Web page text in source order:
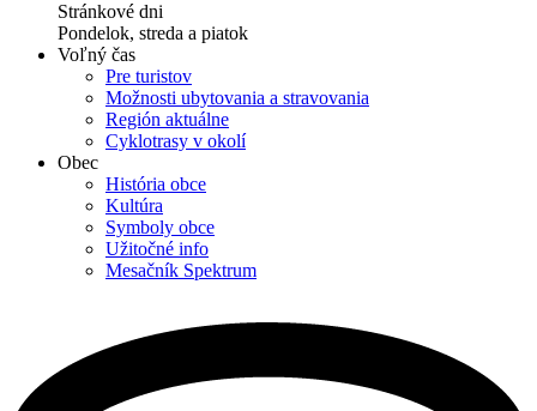
Stránkové dni
Pondelok, streda a piatok
Voľný čas
Pre turistov
Možnosti ubytovania a stravovania
Región aktuálne
Cyklotrasy v okolí
Obec
História obce
Kultúra
Symboly obce
Užitočné info
Mesačník Spektrum